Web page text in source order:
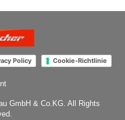
Policy Cookie-Richtlinie
GmbH & Co.KG. All Rights